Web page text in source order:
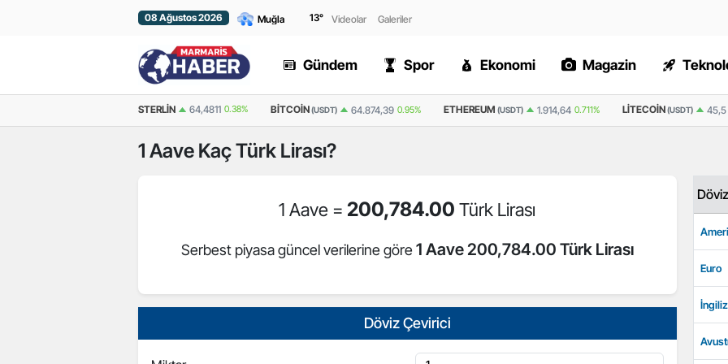
08 Ağustos 2026 13° Videolar Galeriler
Gündem Spor Ekonomi Magazin
STERLIN 64,4811 0.38% BITCOIN(USDT) 64.874,39 0.95% ETHEREUM (USDT) 1.914,64 0.711% LITECOIN(USDT) 45,5
1 Aave Kaç Türk Lirası?
1 Aave = 200,784.00Türk Lirası
Serbest piyasa güncel verilerine göre 1 Aave 200,784.00 Türk Lirası
Döviz Çevirici
Döviz
Euro